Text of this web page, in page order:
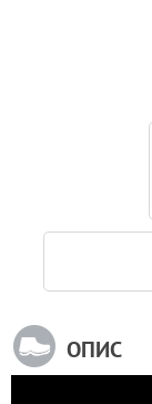
ОПИС